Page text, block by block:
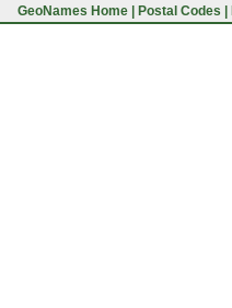
GeoNames Home Postal Codes